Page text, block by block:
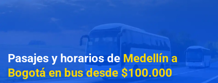
Pasajes y horarios de Medellín a
Bogotá en bus desde $100.000